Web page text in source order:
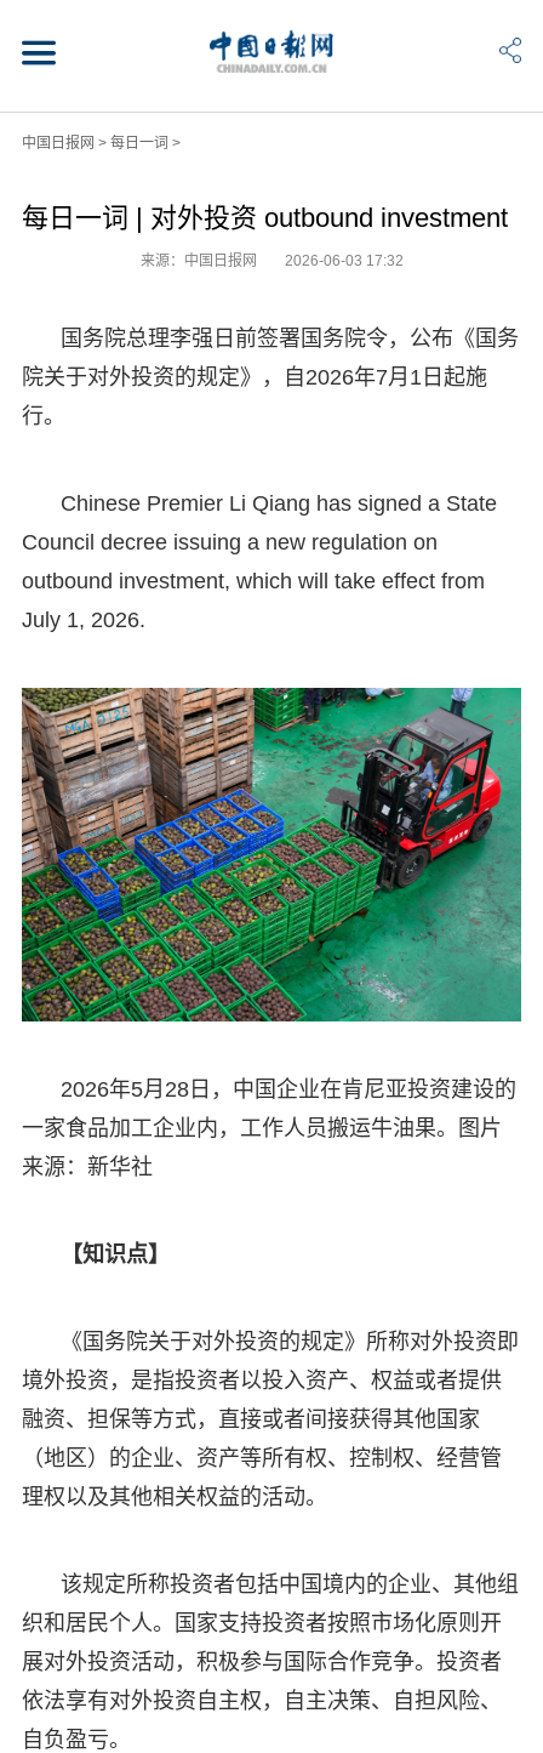
中国日报网 > 每日一词 >
每日一词 | 对外投资 outbound investment
来源：中国日报网 2026-06-03 17:32
国务院总理李强日前签署国务院令，公布《国务
院关于对外投资的规定》，自2026年7月1日起施
行。
Chinese Premier Li Qiang has signed a State
Council decree issuing a new regulation on
outbound investment, which will take effect from
July 1, 2026.
2026年5月28日，中国企业在肯尼亚投资建设的
一家食品加工企业内，工作人员搬运牛油果。图片
来源：新华社
【知识点】
《国务院关于对外投资的规定》所称对外投资即
境外投资，是指投资者以投入资产、权益或者提供
融资、担保等方式，直接或者间接获得其他国家
（地区）的企业、资产等所有权、控制权、经营管
理权以及其他相关权益的活动。
该规定所称投资者包括中国境内的企业、其他组
织和居民个人。国家支持投资者按照市场化原则开
展对外投资活动，积极参与国际合作竞争。投资者
依法享有对外投资自主权，自主决策、自担风险、
自负盈亏。